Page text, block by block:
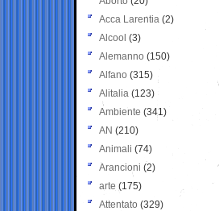
Acca Larentia (2)
Alcool (3)
Alemanno (150)
Alfano (315)
Alitalia (123)
Ambiente (341)
AN (210)
Animali (74)
Arancioni (2)
arte (175)
Attentato (329)